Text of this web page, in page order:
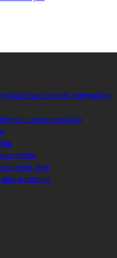
kluczowe czynniki wpływające
– znany wokalista
urodzenia
wiek
urodzenia